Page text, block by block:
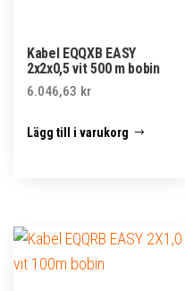
Kabel EQQXB EASY
2x2x0,5 vit 500 m bobin
6.046,63 kr
Lägg till i varukorg